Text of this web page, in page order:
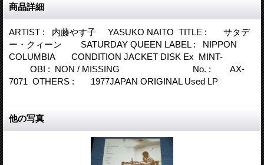
商品詳細
ARTIST : 内藤やす子 YASUKO NAITO TITLE : サタデ
ー・クィーン SATURDAY QUEEN LABEL : NIPPON
COLUMBIA CONDITION JACKET DISK Ex MINT-
OBI : NON / MISSING No. : AX-
7071 OTHERS : 1977JAPAN ORIGINAL Used LP
他の写真